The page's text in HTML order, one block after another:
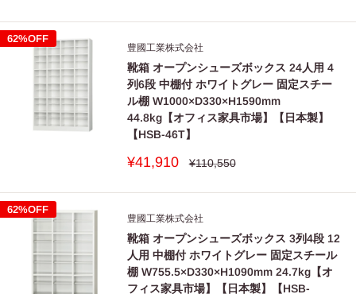
価
格
62%OFF
豊國工業株式会社
靴箱 オープンシューズボックス 24人用 4
列6段 中棚付 ホワイトグレー 固定スチー
ル棚 W1000×D330×H1590mm
44.8kg【オフィス家具市場】【日本製】
【HSB-46T】
販
価
¥41,910
通
格
¥110,550
62%OFF
豊國工業株式会社
靴箱 オープンシューズボックス 3列4段 12
人用 中棚付 ホワイトグレー 固定スチール
棚 W755.5×D330×H1090mm 24.7kg【オ
フィス家具市場】【日本製】【HSB-